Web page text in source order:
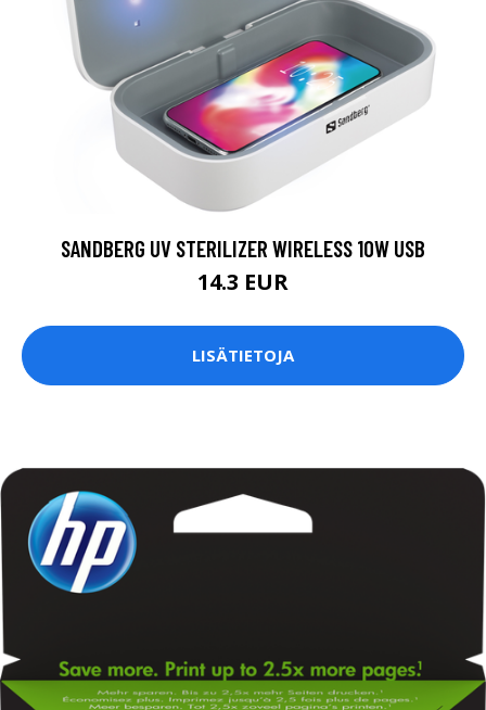
SANDBERG UV STERILIZER WIRELESS 10W USB
14.3 EUR
LISÄTIETOJA